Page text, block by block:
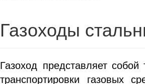
Газоходы
Газоход представляет
транспортировки газовых